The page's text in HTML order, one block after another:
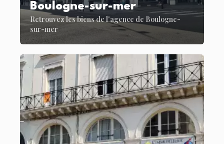
Boulogne-sur-mer
Retrouvez les biens de l'agence de Boulogne-
sur-mer